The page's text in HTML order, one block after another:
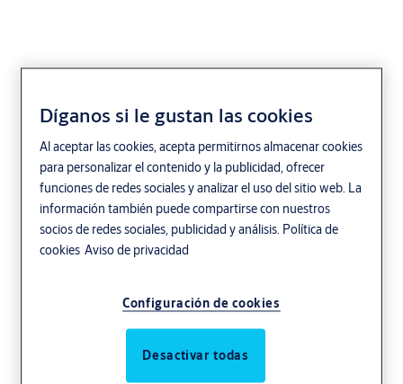
Wind resistant
These doors are constructed with foamed polyurethane insulation
in place without CFC. Vinyl sealing on the bottom bar, exterior
curtain guide and canopy deflector provide additional protection
against air infiltration.
Díganos si le gustan las cookies
Al aceptar las cookies, acepta permitirnos almacenar cookies
para personalizar el contenido y la publicidad, ofrecer
funciones de redes sociales y analizar el uso del sitio web. La
información también puede compartirse con nuestros
socios de redes sociales, publicidad y análisis. Política de
cookies Aviso de privacidad
Configuración de cookies
Desactivar todas